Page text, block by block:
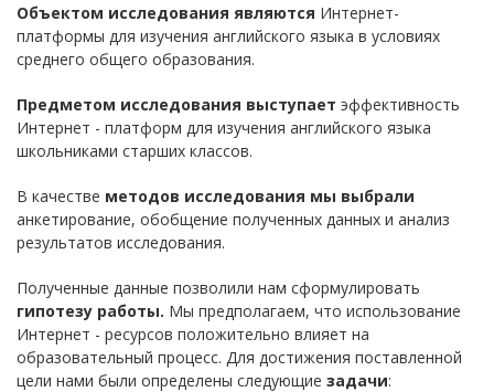
Объектом исследования являются Интернет-
платформы для изучения английского языка в условиях
среднего общего образования.
Предметом исследования выступает эффективность
Интернет - платформ для изучения английского языка
школьниками старших классов.
В качестве методов исследования мы выбрали
анкетирование, обобщение полученных данных и анализ
результатов исследования.
Полученные данные позволили нам сформулировать
гипотезу работы. Мы предполагаем, что использование
Интернет - ресурсов положительно влияет на
образовательный процесс. Для достижения поставленной
цели нами были определены следующие задачи: